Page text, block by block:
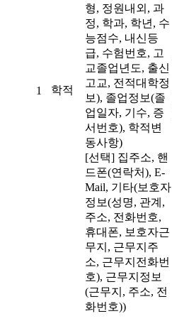
1 학적
형, 정원내외, 과
정, 학과, 학년, 수
능점수, 내신등
급, 수험번호, 고
교졸업년도, 출신
고교, 전적대학정
보), 졸업정보(졸
업일자, 기수, 증
서번호), 학적변
동사항)
[선택] 집주소, 핸
드폰(연락처), E-
Mail, 기타(보호자
정보(성명, 관계,
주소, 전화번호,
휴대폰, 보호자근
무지, 근무지주
소, 근무지전화번
호), 근무지정보
(근무지, 주소, 전
화번호))